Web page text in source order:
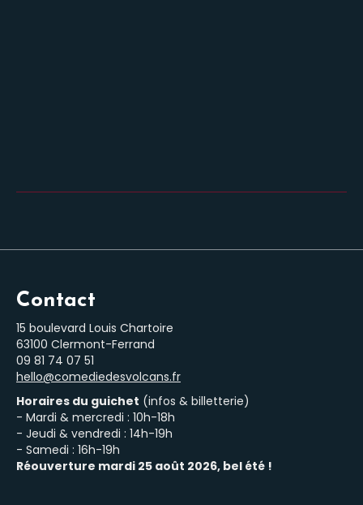
Contact
15 boulevard Louis Chartoire
63100 Clermont-Ferrand
‭09 81 74 07 51‬
hello@comediedesvolcans.fr
Horaires du guichet (infos & billetterie)
- Mardi & mercredi : 10h-18h
- Jeudi & vendredi : 14h-19h
- Samedi : 16h-19h
Réouverture mardi 25 août 2026, bel été !